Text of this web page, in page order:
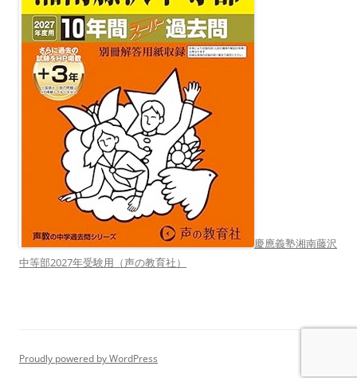
慶應義塾湘南藤沢
中等部2027年受験用（声の教育社）
Proudly powered by WordPress